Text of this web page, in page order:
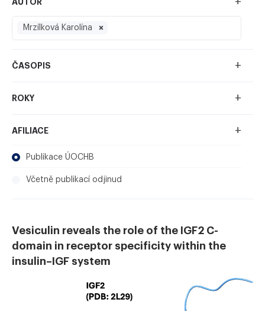
AUTOR
Mrzílková Karolína
ČASOPIS +
ROKY +
AFILIACE +
Publikace ÚOCHB
Včetně publikací odjinud
Vesiculin reveals the role of the IGF2 C-
domain in receptor specificity within the
insulin–IGF system